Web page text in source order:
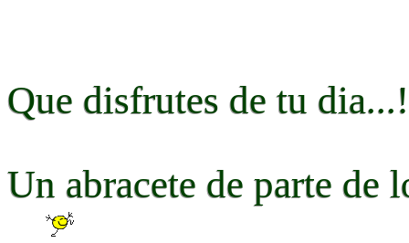
Que disfrutes de tu
Un abracete de parte de